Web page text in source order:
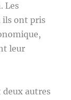
Les
ils ont pris
leur
autres